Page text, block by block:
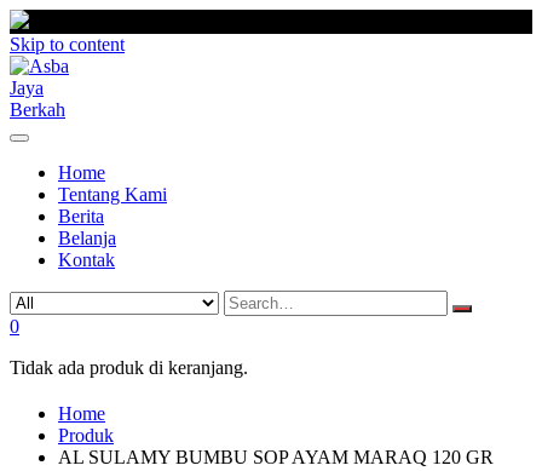
Skip to content
Home
Tentang Kami
Berita
Belanja
Kontak
0
Tidak ada produk di keranjang.
Home
Produk
AL SULAMY BUMBU SOP AYAM MARAQ 120 GR